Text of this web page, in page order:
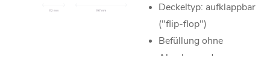
Deckeltyp: aufklappbar
("flip-flop")
Befüllung ohne
Abnehmen des